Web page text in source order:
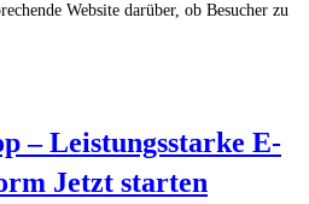
Website darüber, ob Besucher zu
– Leistungsstarke E-
Jetzt starten